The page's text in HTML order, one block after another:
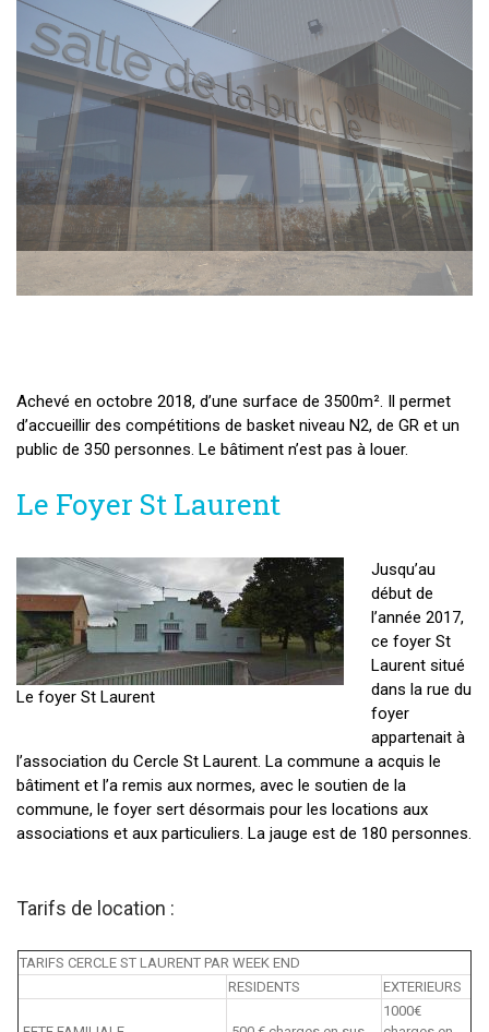
Achevé en octobre 2018, d’une surface de 3500m². Il permet
d’accueillir des compétitions de basket niveau N2, de GR et un
public de 350 personnes. Le bâtiment n’est pas à louer.
Le Foyer St Laurent
Le foyer St Laurent
Jusqu’au
début de
l’année 2017,
ce foyer St
Laurent situé
dans la rue du
foyer
appartenait à
l’association du Cercle St Laurent. La commune a acquis le
bâtiment et l’a remis aux normes, avec le soutien de la
commune, le foyer sert désormais pour les locations aux
associations et aux particuliers. La jauge est de 180 personnes.
Tarifs de location :
TARIFS CERCLE ST LAURENT PAR WEEK END
RESIDENTS
EXTERIEURS
1000€